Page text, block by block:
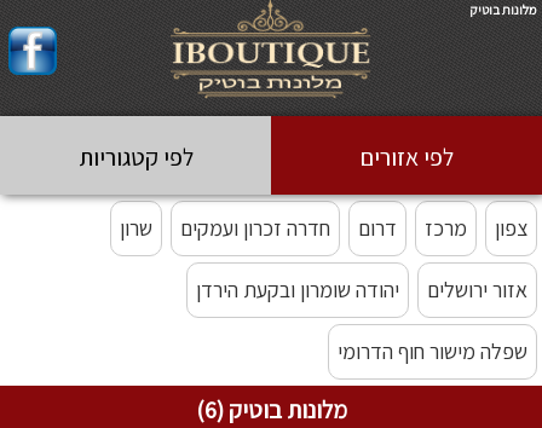
מלונות בוטיק
לפי אזורים לפי קטגוריות
צפון מרכז דרום חדרה זכרון ועמקים שרון
אזור ירושלים יהודה שומרון ובקעת הירדן
שפלה מישור חוף הדרומי
מלונות בוטיק לזוגות
מלונות בוטיק (6)